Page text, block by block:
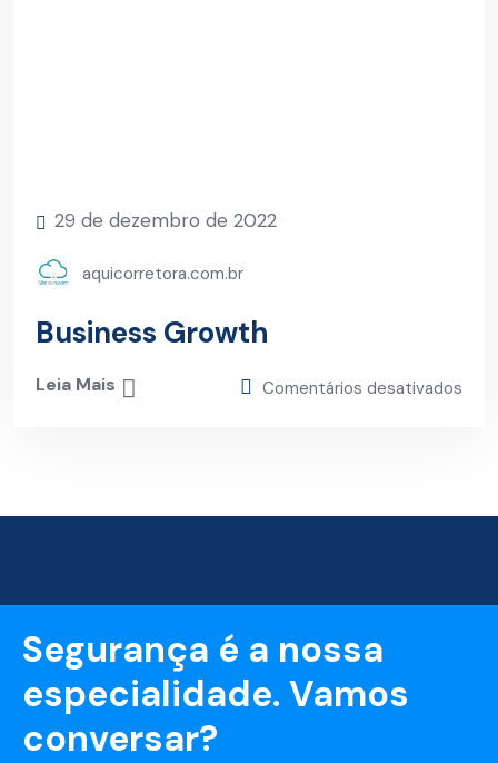
29 de dezembro de 2022
aquicorretora.com.br
Business Growth
Leia Mais Comentários desativados
Segurança é a nossa
especialidade. Vamos
conversar?